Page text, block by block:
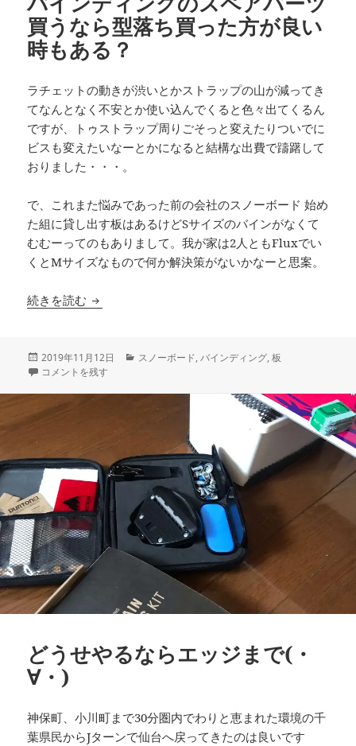
買うなら型落ち買った方が良い
時もある？
ラチェットの動きが渋いとかストラップの山が減ってき
てなんとなく不安とか使い込んでくると色々出てくるん
ですが、トゥストラップ周りごそっと変えたりついでに
ビスも変えたいなーとかになると結構な出費で躊躇して
おりました・・・。
で、これまた悩みであった前の会社のスノーボード 始め
た組に貸し出す板はあるけどSサイズのバインがなくて
むむーってのもありまして。我が家は2人ともFluxでい
くとMサイズなもので何か解決策がないかなーと思案。
続きを読む バインディングのスペアパーツ買うなら型落ち
投
稿
2019年11月12日
カ
スノーボード,バインディング,板
バインディングのスペアパーツ買うなら型落ち買った方が良い時もある
コメントを残す
どうせやるならエッジまで(・
∀・)
神保町、小川町まで30分圏内でわりと恵まれた環境の千
葉県民からJターンで仙台へ戻ってきたのは良いです